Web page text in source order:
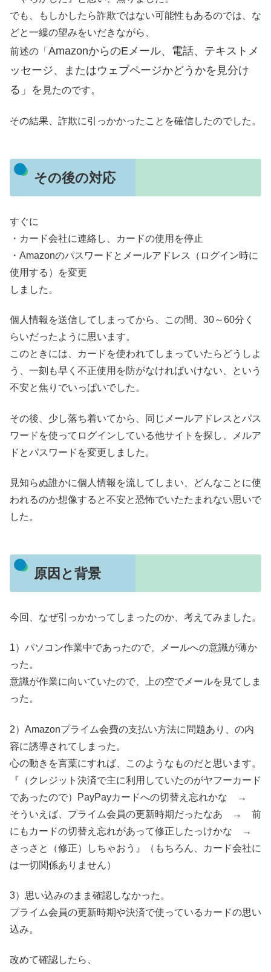
でも、もしかしたら詐欺ではない可能性もあるのでは、な
どと一縷の望みをいだきながら、
前述の「 AmazonからのEメール、電話、テキストメ
ッセージ、またはウェブページかどうかを見分け
る」を 見たのです。
その結果、詐欺に引っかかったことを確信したのでした。
その後の対応
すぐに
・カード会社に連絡し、カードの使用を停止
・Amazonのパスワードとメールアドレス（ログイン時に
使用する）を変更
しました。
個人情報を送信してしまってから、この間、30～60分く
らいだったように思います。
このときには、カードを使われてしまっていたらどうしよ
う、一刻も早く不正使用を防がなければいけない、という
不安と焦りでいっぱいでした。
その後、少し落ち着いてから、同じメールアドレスとパス
ワードを使ってログインしている他サイトを探し、メルア
ドとパスワードを変更しました。
見知らぬ誰かに個人情報を流してしまい、どんなことに使
われるのか想像すると不安と恐怖でいたたまれない思いで
した。
原因と背景
今回、なぜ引っかかってしまったのか、考えてみました。
1）パソコン作業中であったので、メールへの意識が薄か
った。
意識が作業に向いていたので、上の空でメールを見てしま
った。
2）Amazonプライム会費の支払い方法に問題あり、の内
容に誘導されてしまった。
心の動きを言葉にすれば、このようなものだと思います。
『（クレジット決済で主に利用していたのがヤフーカード
であったので）PayPayカードへの切替え忘れかな →
そういえば、プライム会員の更新時期だったなあ → 前
にもカードの切替え忘れがあって修正したっけかな →
さっさと（修正）しちゃおう』（もちろん、カード会社に
は一切関係ありません）
3）思い込みのまま確認しなかった。
プライム会員の更新時期や決済で使っているカードの思い
込み。
改めて確認したら、